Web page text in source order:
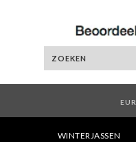
EUR
WINTERJASSEN